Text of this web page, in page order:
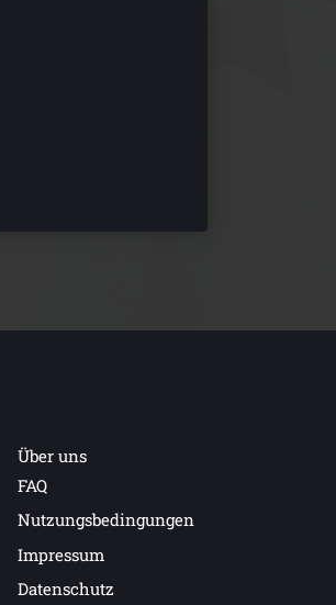
Über uns
FAQ
Nutzungsbedingungen
Impressum
Datenschutz